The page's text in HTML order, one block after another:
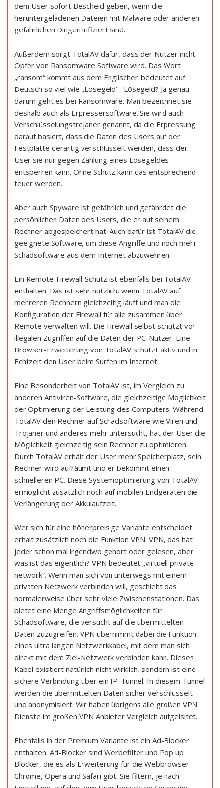
dem User sofort Bescheid geben, wenn die
heruntergeladenen Dateien mit Malware oder anderen
gefährlichen Dingen infiziert sind.
Außerdem sorgt TotalAV dafür, dass der Nutzer nicht
Opfer von Ransomware Software wird. Das Wort
„ransom“ kommt aus dem Englischen bedeutet auf
Deutsch so viel wie „Lösegeld“. Lösegeld? Ja genau
darum geht es bei Ransomware. Man bezeichnet sie
deshalb auch als Erpressersoftware. Sie wird auch
Verschlüsselungstrojaner genannt, da die Erpressung
darauf basiert, dass die Daten des Users auf der
Festplatte derartig verschlüsselt werden, dass der
User sie nur gegen Zahlung eines Lösegeldes
entsperren kann. Ohne Schutz kann das entsprechend
teuer werden.
Aber auch Spyware ist gefährlich und gefährdet die
persönlichen Daten des Users, die er auf seinem
Rechner abgespeichert hat. Auch dafür ist TotalAV die
geeignete Software, um diese Angriffe und noch mehr
Schadsoftware aus dem Internet abzuwehren.
Ein Remote-Firewall-Schutz ist ebenfalls bei TotalAV
enthalten. Das ist sehr nützlich, wenn TotalAV auf
mehreren Rechnern gleichzeitig läuft und man die
Konfiguration der Firewall für alle zusammen über
Remote verwalten will. Die Firewall selbst schützt vor
illegalen Zugriffen auf die Daten der PC-Nutzer. Eine
Browser-Erweiterung von TotalAV schützt aktiv und in
Echtzeit den User beim Surfen im Internet.
Eine Besonderheit von TotalAV ist, im Vergleich zu
anderen Antiviren-Software, die gleichzeitige Möglichkeit
der Optimierung der Leistung des Computers. Während
TotalAV den Rechner auf Schadsoftware wie Viren und
Trojaner und anderes mehr untersucht, hat der User die
Möglichkeit gleichzeitig sein Rechner zu optimieren.
Durch TotalAV erhält der User mehr Speicherplatz, sein
Rechner wird aufräumt und er bekommt einen
schnelleren PC. Diese Systemoptimierung von TotalAV
ermöglicht zusätzlich noch auf mobilen Endgeräten die
Verlängerung der Akkulaufzeit.
Wer sich für eine höherpreisige Variante entscheidet
erhält zusätzlich noch die Funktion VPN. VPN, das hat
jeder schon mal irgendwo gehört oder gelesen, aber
was ist das eigentlich? VPN bedeutet „virtuell private
network“. Wenn man sich von unterwegs mit einem
privaten Netzwerk verbinden will, geschieht das
normalerweise über sehr viele Zwischenstationen. Das
bietet eine Menge Angriffsmöglichkeiten für
Schadsoftware, die versucht auf die übermittelten
Daten zuzugreifen. VPN übernimmt dabei die Funktion
eines ultra langen Netzwerkkabel, mit dem man sich
direkt mit dem Ziel-Netzwerk verbinden kann. Dieses
Kabel existiert natürlich nicht wirklich, sondern ist eine
sichere Verbindung über ein IP-Tunnel. In diesem Tunnel
werden die übermittelten Daten sicher verschlüsselt
und anonymisiert. Wir haben übrigens alle großen VPN
Dienste im großen VPN Anbieter Vergleich aufgelsitet.
Ebenfalls in der Premium Variante ist ein Ad-Blocker
enthalten. Ad-Blocker sind Werbefilter und Pop up
Blocker, die es als Erweiterung für die Webbrowser
Chrome, Opera und Safari gibt. Sie filtern, je nach